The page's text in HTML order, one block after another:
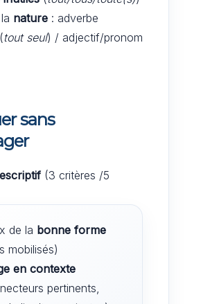
nature : adverbe
tout seul) / adjectif/pronom
sans
(3 critères /5
de la bonne forme
mobilisés)
en contexte
pertinents,